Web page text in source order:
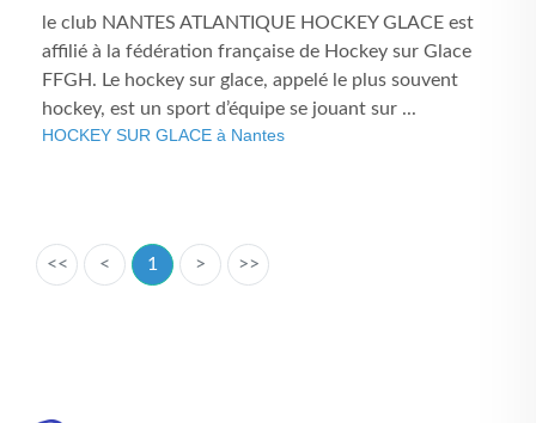
le club NANTES ATLANTIQUE HOCKEY GLACE est
affilié à la fédération française de Hockey sur Glace
FFGH. Le hockey sur glace, appelé le plus souvent
hockey, est un sport d’équipe se jouant sur ...
HOCKEY SUR GLACE à Nantes
<< < 1 > >>